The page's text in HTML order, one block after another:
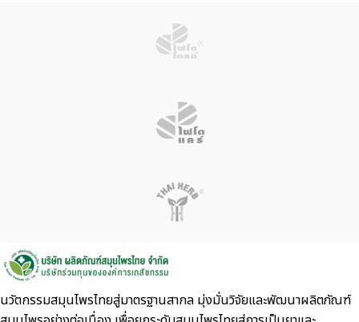
นวัตกรรมสมุนไพรไทยสู่มาตรฐานสากล มุ่งมั่นวิจัยและพัฒนาผลิตภัณฑ์